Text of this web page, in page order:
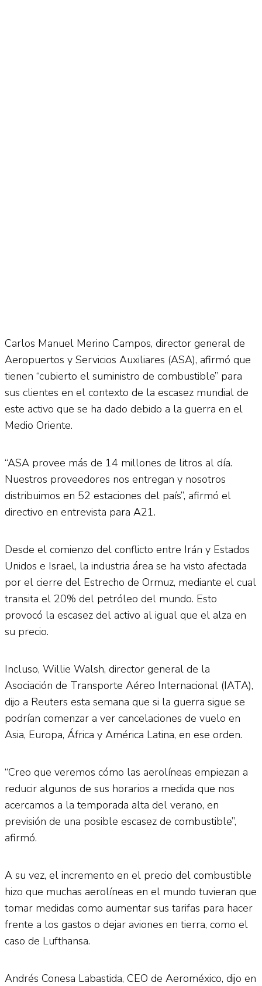
Carlos Manuel Merino Campos, director general de
Aeropuertos y Servicios Auxiliares (ASA), afirmó que
tienen “cubierto el suministro de combustible” para
sus clientes en el contexto de la escasez mundial de
este activo que se ha dado debido a la guerra en el
Medio Oriente.
“ASA provee más de 14 millones de litros al día.
Nuestros proveedores nos entregan y nosotros
distribuimos en 52 estaciones del país”, afirmó el
directivo en entrevista para A21.
Desde el comienzo del conflicto entre Irán y Estados
Unidos e Israel, la industria área se ha visto afectada
por el cierre del Estrecho de Ormuz, mediante el cual
transita el 20% del petróleo del mundo. Esto
provocó la escasez del activo al igual que el alza en
su precio.
Incluso, Willie Walsh, director general de la
Asociación de Transporte Aéreo Internacional (IATA),
dijo a Reuters esta semana que si la guerra sigue se
podrían comenzar a ver cancelaciones de vuelo en
Asia, Europa, África y América Latina, en ese orden.
“Creo que veremos cómo las aerolíneas empiezan a
reducir algunos de sus horarios a medida que nos
acercamos a la temporada alta del verano, en
previsión de una posible escasez de combustible”,
afirmó.
A su vez, el incremento en el precio del combustible
hizo que muchas aerolíneas en el mundo tuvieran que
tomar medidas como aumentar sus tarifas para hacer
frente a los gastos o dejar aviones en tierra, como el
caso de Lufthansa.
Andrés Conesa Labastida, CEO de Aeroméxico, dijo en